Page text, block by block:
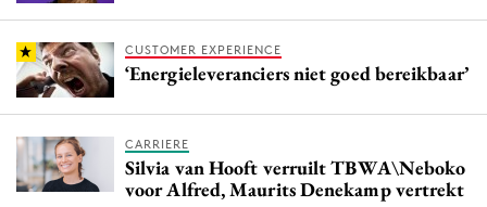
CUSTOMER EXPERIENCE
‘Energieleveranciers niet goed bereikbaar’
CARRIERE
Silvia van Hooft verruilt TBWA\Neboko
voor Alfred, Maurits Denekamp vertrekt